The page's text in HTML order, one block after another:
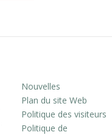
Nouvelles
Plan du site Web
Politique des visiteurs
Politique de